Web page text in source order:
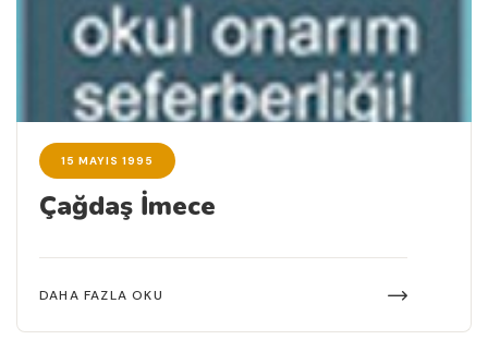
15 MAYIS 1995
Çağdaş İmece
DAHA FAZLA OKU